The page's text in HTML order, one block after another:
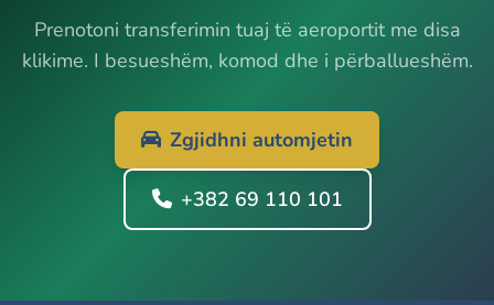
Prenotoni transferimin tuaj të aeroportit me disa
klikime. I besueshëm, komod dhe i përballueshëm.
Zgjidhni automjetin
+382 69 110 101